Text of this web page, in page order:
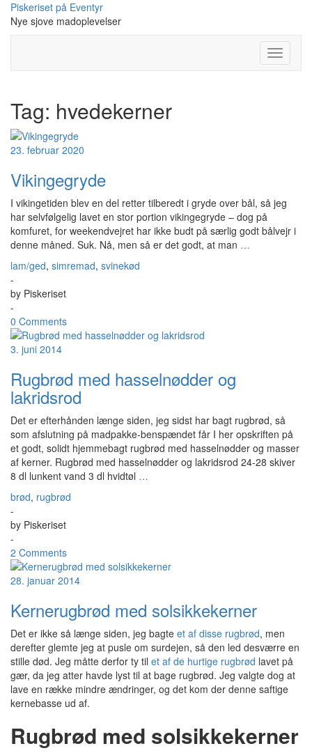
Skip
content
Piskeriset på Eventyr
Nye sjove madoplevelser
Toggle
Tag: hvedekerner
23. februar 2020
Vikingegryde
I vikingetiden blev en del retter tilberedt i gryde over bål, så jeg
har selvfølgelig lavet en stor portion vikingegryde – dog på
komfuret, for weekendvejret har ikke budt på særlig godt bålvejr i
denne måned. Suk. Nå, men så er det godt, at man …
lam/ged, simremad, svinekød
-
by Piskeriset
-
0 Comments
3. juni 2014
Rugbrød med hasselnødder og
lakridsrod
Det er efterhånden længe siden, jeg sidst har bagt rugbrød, så
som afslutning på madpakke-benspændet får I her opskriften på
et godt, solidt hjemmebagt rugbrød med hasselnødder og masser
af kerner. Rugbrød med hasselnødder og lakridsrod 24-28 skiver
8 dl lunkent vand 3 dl hvidtøl …
brød, rugbrød
-
by Piskeriset
-
2 Comments
28. januar 2014
Kernerugbrød med solsikkekerner
Det er ikke så længe siden, jeg bagte et af disse rugbrød, men
derefter glemte jeg at pusle om surdejen, så den led desværre en
stille død. Jeg måtte derfor ty til et af de hurtige rugbrød lavet på
gær, da jeg atter havde lyst til at bage rugbrød. Jeg valgte dog at
lave en række mindre ændringer, og det kom der denne saftige
kernebasse ud af.
Rugbrød med solsikkekerner